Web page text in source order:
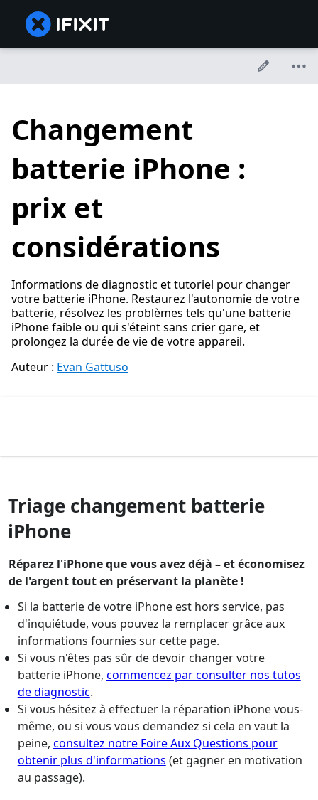
Changement
batterie iPhone :
prix et
considérations
Informations de diagnostic et tutoriel pour changer
votre batterie iPhone. Restaurez l'autonomie de votre
batterie, résolvez les problèmes tels qu'une batterie
iPhone faible ou qui s'éteint sans crier gare, et
prolongez la durée de vie de votre appareil.
Auteur : Evan Gattuso
Triage changement batterie
iPhone
Réparez l'iPhone que vous avez déjà – et économisez
de l'argent tout en préservant la planète !
Si la batterie de votre iPhone est hors service, pas
d'inquiétude, vous pouvez la remplacer grâce aux
informations fournies sur cette page.
Si vous n'êtes pas sûr de devoir changer votre
batterie iPhone, commencez par consulter nos tutos
de diagnostic.
Si vous hésitez à effectuer la réparation iPhone vous-
même, ou si vous vous demandez si cela en vaut la
peine, consultez notre Foire Aux Questions pour
obtenir plus d'informations (et gagner en motivation
au passage).